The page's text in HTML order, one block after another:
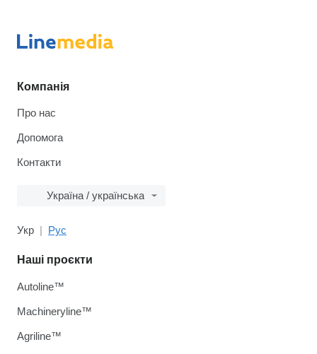
Компанія
Про нас
Допомога
Контакти
Україна / українська
Укр Рус
Наші проєкти
Autoline™
Machineryline™
Agriline™